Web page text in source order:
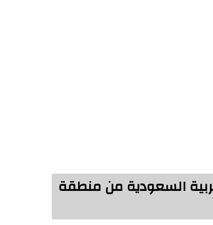
السعودية من منطقة